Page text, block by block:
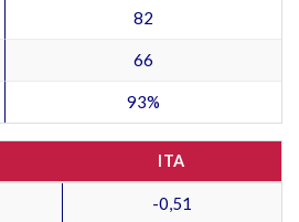
82
66
93%
ITA
-0,51